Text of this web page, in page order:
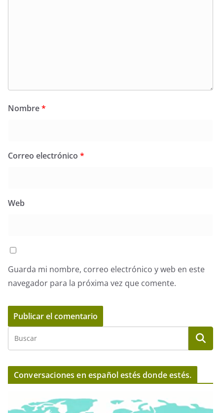
Nombre*
Correo electrónico *
Web
Guarda mi nombre, correo electrónico y web en este
navegador para la próxima vez que comente.
Conversaciones en español estés donde estés.
e